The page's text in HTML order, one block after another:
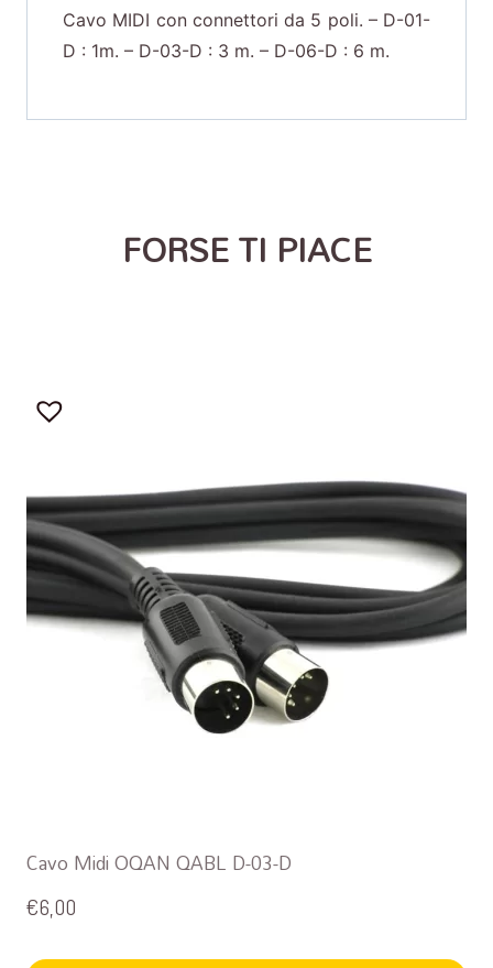
Cavo MIDI con connettori da 5 poli. – D-01-
D : 1m. – D-03-D : 3 m. – D-06-D : 6 m.
FORSE TI PIACE
Cavo Midi OQAN QABL D-03-D
€6,00